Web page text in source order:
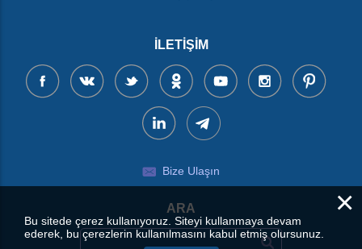
İLETIŞIM
Bize Ulaşın
ARA ×
Bu sitede çerez kullanıyoruz. Siteyi kullanmaya devam
ederek, bu çerezlerin kullanılmasını kabul etmiş olursunuz.